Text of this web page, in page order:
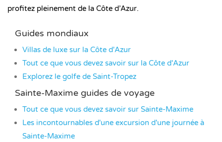
profitez pleinement de la Côte d’Azur.
Guides mondiaux
Villas de luxe sur la Côte d'Azur
Tout ce que vous devez savoir sur la Côte d'Azur
Explorez le golfe de Saint-Tropez
Sainte-Maxime guides de voyage
Tout ce que vous devez savoir sur Sainte-Maxime
Les incontournables d'une excursion d'une journée à
Sainte-Maxime